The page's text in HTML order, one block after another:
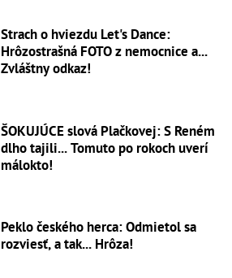
Strach o hviezdu Let's Dance:
Hrôzostrašná FOTO z nemocnice a...
Zvláštny odkaz!
ŠOKUJÚCE slová Plačkovej: S Reném
dlho tajili... Tomuto po rokoch uverí
málokto!
Peklo českého herca: Odmietol sa
rozviesť, a tak... Hrôza!